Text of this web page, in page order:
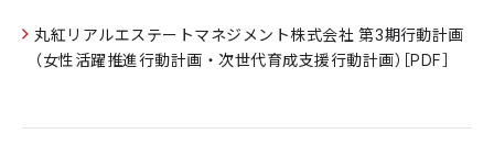
丸紅リアルエステートマネジメント株式会社 第3期行動計画
（女性活躍推進行動計画・次世代育成支援行動計画）［PDF］